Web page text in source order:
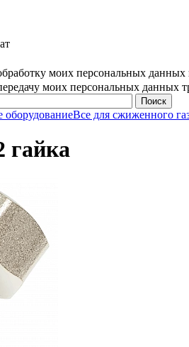
моих персональных данных
моих персональных данных
оборудованиеВсе для сжиженного
гайка